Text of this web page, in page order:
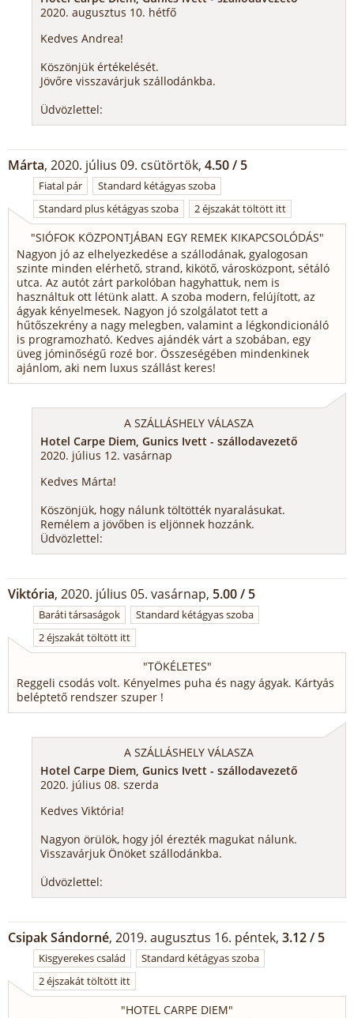
2020. augusztus 10. hétfő
Kedves Andrea!
Köszönjük értékelését.
Jövőre visszavárjuk szállodánkba.
Üdvözlettel:
Márta, 2020. július 09. csütörtök, 4.50 / 5
Fiatal pár
Standard kétágyas szoba
Standard plus kétágyas szoba
2 éjszakát töltött itt
"SIÓFOK KÖZPONTJÁBAN EGY REMEK KIKAPCSOLÓDÁS"
Nagyon jó az elhelyezkedése a szállodának, gyalogosan
szinte minden elérhető, strand, kikötő, városközpont, sétáló
utca. Az autót zárt parkolóban hagyhattuk, nem is
használtuk ott létünk alatt. A szoba modern, felújított, az
ágyak kényelmesek. Nagyon jó szolgálatot tett a
hűtőszekrény a nagy melegben, valamint a légkondicionáló
is programozható. Kedves ajándék várt a szobában, egy
üveg jóminőségű rozé bor. Összeségében mindenkinek
ajánlom, aki nem luxus szállást keres!
A SZÁLLÁSHELY VÁLASZA
Hotel Carpe Diem, Gunics Ivett - szállodavezető
2020. július 12. vasárnap
Kedves Márta!
Köszönjük, hogy nálunk töltötték nyaralásukat.
Remélem a jövőben is eljönnek hozzánk.
Üdvözlettel:
Viktória, 2020. július 05. vasárnap, 5.00 / 5
Baráti társaságok
Standard kétágyas szoba
2 éjszakát töltött itt
"TÖKÉLETES"
Reggeli csodás volt. Kényelmes puha és nagy ágyak. Kártyás
beléptető rendszer szuper !
A SZÁLLÁSHELY VÁLASZA
Hotel Carpe Diem, Gunics Ivett - szállodavezető
2020. július 08. szerda
Kedves Viktória!
Nagyon örülök, hogy jól érezték magukat nálunk.
Visszavárjuk Önöket szállodánkba.
Üdvözlettel:
Csipak Sándorné, 2019. augusztus 16. péntek, 3.12 / 5
Kisgyerekes család
Standard kétágyas szoba
2 éjszakát töltött itt
"HOTEL CARPE DIEM"